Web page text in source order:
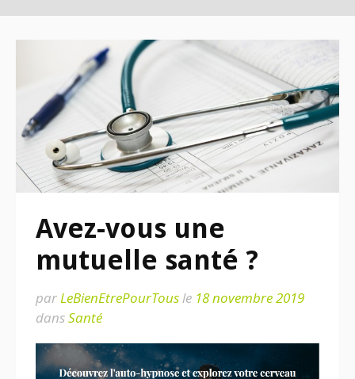
Avez-vous une
mutuelle santé ?
parLeBienEtrePourTousle 18 novembre 2019
dansSanté